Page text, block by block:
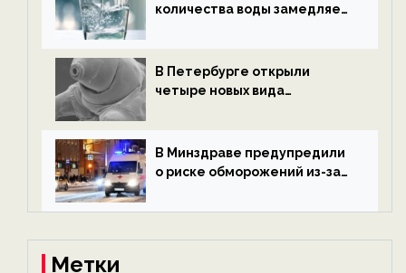
количества воды замедляет
В Петербурге открыли
четыре новых вида
экологии на ECOportal
В Минздраве предупредили
о риске обморожений из-за
на ECOportal
Метки